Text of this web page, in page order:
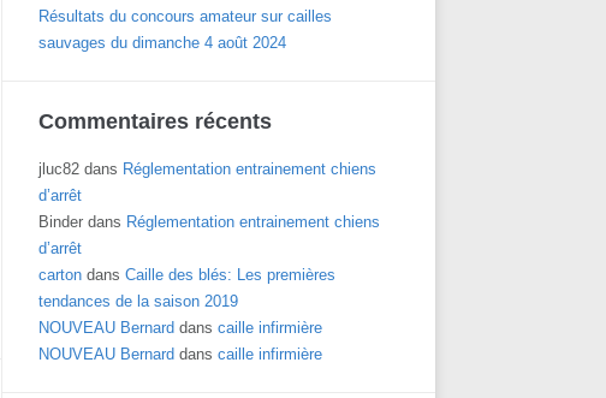
Résultats du concours amateur sur cailles
sauvages du dimanche 4 août 2024
Commentaires récents
jluc82 dans Réglementation entrainement chiens
d’arrêt
Binder dans Réglementation entrainement chiens
d’arrêt
carton dans Caille des blés: Les premières
tendances de la saison 2019
NOUVEAU Bernard dans caille infirmière
NOUVEAU Bernard dans caille infirmière